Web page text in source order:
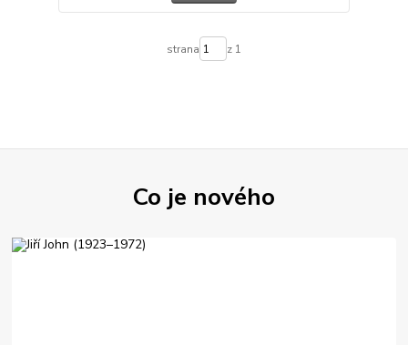
strana z 1
Co je nového